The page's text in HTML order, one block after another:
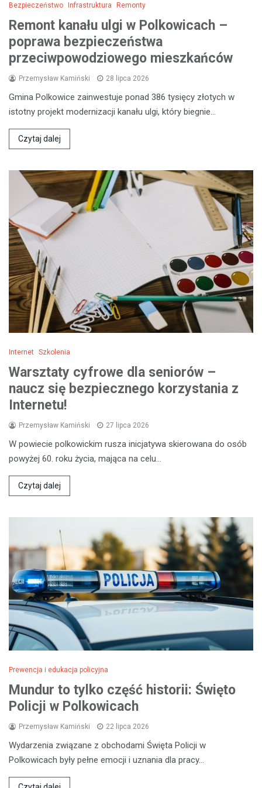
Bezpieczeństwo Infrastruktura Remonty
Remont kanału ulgi w Polkowicach –
poprawa bezpieczeństwa
przeciwpowodziowego mieszkańców
Przemysław Kamiński 28 lipca 2026
Gmina Polkowice zainwestuje ponad 386 tysięcy złotych w
istotny projekt modernizacji kanału ulgi, który biegnie…
Czytaj dalej
Internet Szkolenia
Warsztaty cyfrowe dla seniorów –
naucz się bezpiecznego korzystania z
Internetu!
Przemysław Kamiński 27 lipca 2026
W powiecie polkowickim rusza inicjatywa skierowana do osób
powyżej 60. roku życia, mająca na celu…
Czytaj dalej
Prewencja i edukacja policyjna
Mundur to tylko część historii: Święto
Policji w Polkowicach
Przemysław Kamiński 22 lipca 2026
Wydarzenia związane z obchodami Święta Policji w
Polkowicach były pełne emocji i uznania dla pracy…